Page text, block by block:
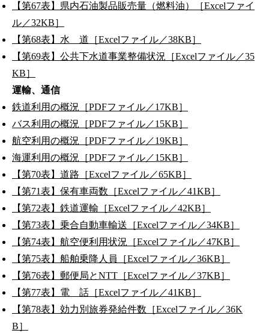
【第67表】県内石油製品販売量（燃料油）［Excelファイ
ル／32KB］
【第68表】水 道［Excelファイル／38KB］
【第69表】公共下水道事業整備状況［Excelファイル／35
KB］
運輸、通信
鉄道利用の概況［PDFファイル／17KB］
バス利用の概況［PDFファイル／15KB］
航空利用の概況［PDFファイル／19KB］
海運利用の概況［PDFファイル／15KB］
【第70表】道路［Excelファイル／65KB］
【第71表】保有車両数［Excelファイル／41KB］
【第72表】鉄道運輸［Excelファイル／42KB］
【第73表】乗合自動車輸送［Excelファイル／34KB］
【第74表】航空便利用状況［Excelファイル／47KB］
【第75表】船舶乗降人員［Excelファイル／36KB］
【第76表】郵便局とNTT［Excelファイル／37KB］
【第77表】電 話［Excelファイル／41KB］
【第78表】効力別旅券発給件数［Excelファイル／36K
B］